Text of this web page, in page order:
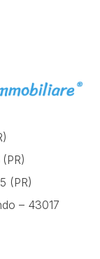
(PR)
– 43017